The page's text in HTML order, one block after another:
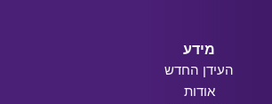
מידע
העידן החדש
אודות